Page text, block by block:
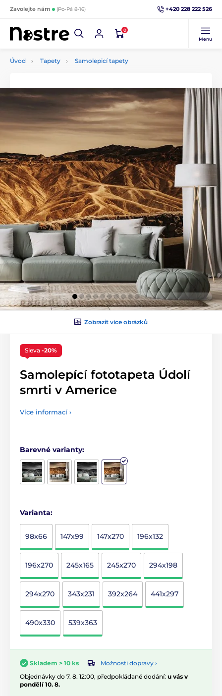
Zavolejte nám (Po-Pá 8-16) +420 228 222 526
0
Menu
Úvod Tapety Samolepicí tapety
Zobrazit více obrázků
Sleva -20%
Samolepící fototapeta Údolí
smrti v Americe
Více informací ›
Barevné varianty:
Varianta:
98x66 147x99 147x270 196x132
196x270 245x165 245x270 294x198
294x270 343x231 392x264 441x297
490x330 539x363
Skladem > 10 ks
Možnosti dopravy ›
Objednávky do 7. 8. 12:00, předpokládané dodání: u vás v
pondělí 10. 8.